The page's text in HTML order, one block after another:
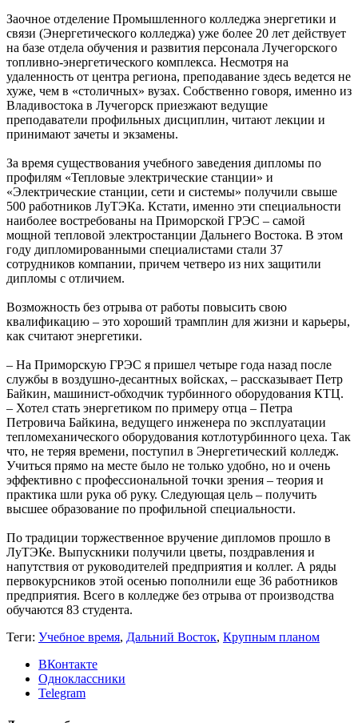
Заочное отделение Промышленного колледжа энергетики и
связи (Энергетического колледжа) уже более 20 лет действует
на базе отдела ­обучения и развития персонала Лучегорского
топливно-энергетического комплекса. Несмотря на
удаленность от центра региона, преподавание здесь ведется не
хуже, чем в «столичных» вузах. Собственно говоря, именно из
Владивостока в Лучегорск приезжают ведущие
преподаватели профильных дисциплин, читают лекции и
принимают зачеты и экзамены.
За время существования учебного заведения дипломы по
профилям «Тепловые электрические станции» и
«Электрические станции, сети и системы» получили свыше
500 работников ЛуТЭКа. Кстати, именно эти специальности
наиболее востребованы на Приморской ГРЭС – самой
мощной тепловой электростанции Дальнего Востока. В этом
году дипломированными специалистами стали 37
сотрудников компании, причем четверо из них защитили
дипломы с отличием.
Возможность без отрыва от работы повысить свою
квалификацию – это хороший трамплин для жизни и карьеры,
как считают энергетики.
– На Приморскую ГРЭС я пришел четыре года назад после
службы в воздушно-десантных войсках, – рассказывает Петр
Байкин, машинист-обходчик турбинного оборудования КТЦ.
– Хотел стать энергетиком по примеру отца – Петра
Петровича Байкина, ведущего инженера по эксплуатации
тепломеханического оборудования котлотурбинного цеха. Так
что, не теряя времени, поступил в Энергетический колледж.
Учиться прямо на месте было не только удобно, но и очень
эффективно с профессиональной точки зрения – теория и
практика шли рука об руку. Следующая цель – получить
высшее образование по профильной специальности.
По традиции торжественное вручение дипломов прошло в
ЛуТЭКе. Выпускники получили цветы, поздравления и
напутствия от руководителей предприятия и коллег. А ряды
первокурсников этой осенью пополнили еще 36 работников
предприятия. Всего в колледже без отрыва от производства
обучаются 83 студента.
Теги: Учебное время, Дальний Восток, Крупным планом
ВКонтакте
Одноклассники
Telegram